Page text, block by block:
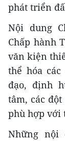
phát triển
Nội dung
Chấp hành
văn kiện
thể hóa
đạo, định
tâm, các
phù hợp với
Những nội